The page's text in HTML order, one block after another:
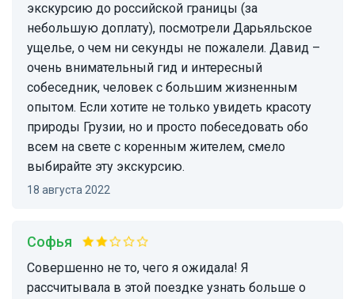
экскурсию до российской границы (за
небольшую доплату), посмотрели Дарьяльское
ущелье, о чем ни секунды не пожалели. Давид –
очень внимательный гид и интересный
собеседник, человек с большим жизненным
опытом. Если хотите не только увидеть красоту
природы Грузии, но и просто побеседовать обо
всем на свете с коренным жителем, смело
выбирайте эту экскурсию.
18 августа 2022
Софья
Совершенно не то, чего я ожидала! Я
рассчитывала в этой поездке узнать больше о